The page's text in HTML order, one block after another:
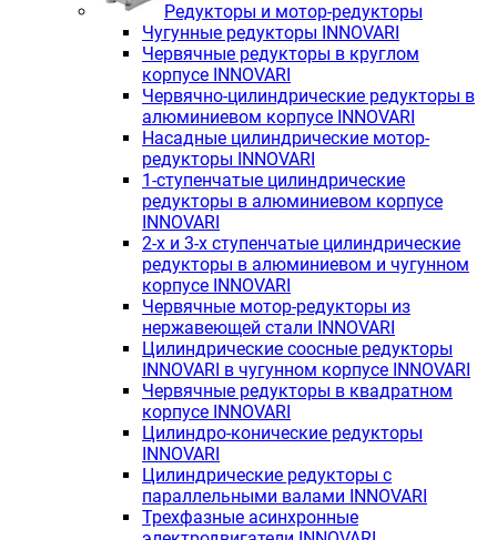
Редукторы и мотор-редукторы
Чугунные редукторы INNOVARI
Червячные редукторы в круглом
корпусе INNOVARI
Червячно-цилиндрические редукторы в
алюминиевом корпусе INNOVARI
Насадные цилиндрические мотор-
редукторы INNOVARI
1-ступенчатые цилиндрические
редукторы в алюминиевом корпусе
INNOVARI
2-х и 3-х ступенчатые цилиндрические
редукторы в алюминиевом и чугунном
корпусе INNOVARI
Червячные мотор-редукторы из
нержавеющей стали INNOVARI
Цилиндрические соосные редукторы
INNOVARI в чугунном корпусе INNOVARI
Червячные редукторы в квадратном
корпусе INNOVARI
Цилиндро-конические редукторы
INNOVARI
Цилиндрические редукторы с
параллельными валами INNOVARI
Трехфазные асинхронные